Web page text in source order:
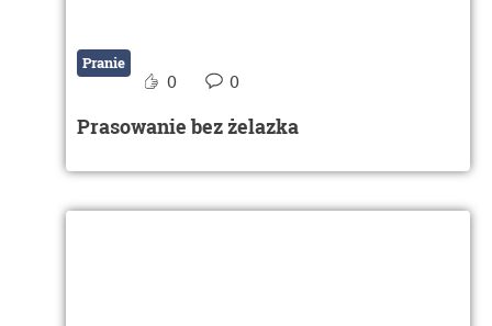
Pranie
0 0
Prasowanie bez żelazka